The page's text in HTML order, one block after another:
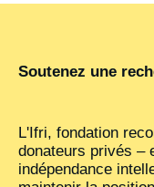
Soutenez une
L'Ifri, fondation
donateurs privés –
indépendance